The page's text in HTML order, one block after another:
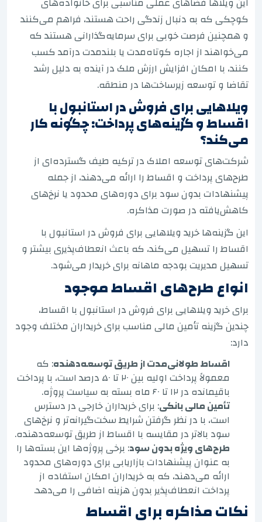
کوچکی که به دنبال زندگی راحت هستند، فراهم می‌کنند
و همچنین فرصت خوبی برای سرمایه‌گذارانی هستند که
می‌خواهند از اجاره کوتاه‌مدت یا بلندمدت درآمد کسب
کنند، با امکان افزایش ارزش ملک در آینده به دلیل رشد
تقاضا و توسعه زیرساخت‌ها در منطقه.
ویلاهایی برای فروش در استانبول با
اقساط و گزینه‌های پرداخت: چگونه کار
می‌کند؟
شرکت‌های توسعه املاک در ترکیه طیف گسترده‌ای از
طرح‌های پرداخت و اقساط را ارائه می‌دهند، از جمله
پیشنهادات بدون سود برای دوره‌های محدود یا نرخ‌های
کاهش‌یافته در صورت مذاکره.
این گزینه‌ها خرید ویلاهایی برای فروش در استانبول با
اقساط را تسهیل می‌کند، که باعث انعطاف‌پذیری بیشتر و
تسهیل مدیریت بودجه ماهانه برای خریدار می‌شود.
انواع طرح‌های اقساط موجود
برای خرید ویلاهایی برای فروش در استانبول با اقساط،
چندین گزینه تأمین مالی مناسب برای خریداران مختلف وجود
دارد:
اقساط طولانی‌مدت از طریق توسعه‌دهنده: که
معمولاً پرداخت اولیه بین ۲۰ تا ۵۰ درصد است، با پرداخت
باقیمانده در ۱۲ تا ۶۰ ماه بسته به سیاست پروژه.
تأمین مالی بانکی: برای خریداران خارجی در دسترس
است، با در نظر گرفتن شرایط سخت‌گیرانه‌تر و نرخ‌های
سود بالاتر در مقایسه با اقساط از طریق توسعه‌دهنده.
طرح‌های ویژه بدون سود: برخی پروژه‌ها این بسته‌ها را
به عنوان پیشنهادات بازاریابی برای دوره‌های محدود
ارائه می‌دهند، که به خریداران امکان استفاده از
پرداخت انعطاف‌پذیر بدون هزینه اضافی را می‌دهد.
نکات مذاکره برای اقساط